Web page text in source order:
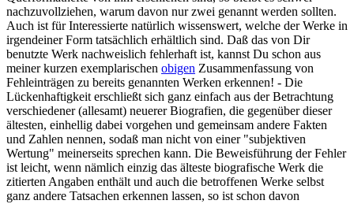
nachzuvollziehen, warum davon nur zwei genannt werden sollten.
Auch ist für Interessierte natürlich wissenswert, welche der Werke in
irgendeiner Form tatsächlich erhältlich sind. Daß das von Dir
benutzte Werk nachweislich fehlerhaft ist, kannst Du schon aus
meiner kurzen exemplarischen obigen Zusammenfassung von
Fehleinträgen zu bereits genannten Werken erkennen! - Die
Lückenhaftigkeit erschließt sich ganz einfach aus der Betrachtung
verschiedener (allesamt) neuerer Biografien, die gegenüber dieser
ältesten, einhellig dabei vorgehen und gemeinsam andere Fakten
und Zahlen nennen, sodaß man nicht von einer "subjektiven
Wertung" meinerseits sprechen kann. Die Beweisführung der Fehler
ist leicht, wenn nämlich einzig das älteste biografische Werk die
zitierten Angaben enthält und auch die betroffenen Werke selbst
ganz andere Tatsachen erkennen lassen, so ist schon davon